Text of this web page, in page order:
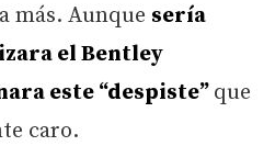
más. Aunque sería
el Bentley
este “despiste” que
caro.